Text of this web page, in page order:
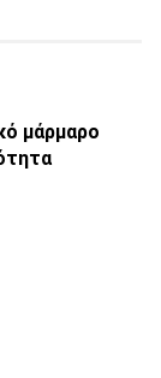
μάρμαρο